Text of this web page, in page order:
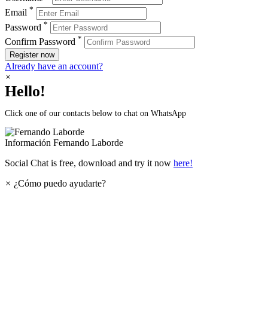
Email *
Password *
Confirm Password *
Register now
Already have an account?
×
Hello!
Click one of our contacts below to chat on WhatsApp
Información Fernando Laborde
Social Chat is free, download and try it now here!
× ¿Cómo puedo ayudarte?